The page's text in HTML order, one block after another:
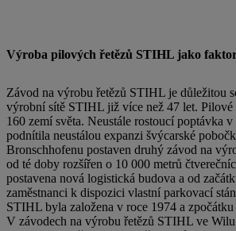
Výroba pilových řetězů STIHL jako
Závod na výrobu řetězů STIHL je důležitou
výrobní sítě STIHL již více než 47 let. Pilové
160 zemí světa. Neustále rostoucí poptávka
podnítila neustálou expanzi švýcarské
Bronschhofenu postaven druhý závod na
od té doby rozšířen o 10 000 metrů
postavena nová logistická budova a od
zaměstnanci k dispozici vlastní parkovací
STIHL byla založena v roce 1974 a zpočátku
V závodech na výrobu řetězů STIHL ve